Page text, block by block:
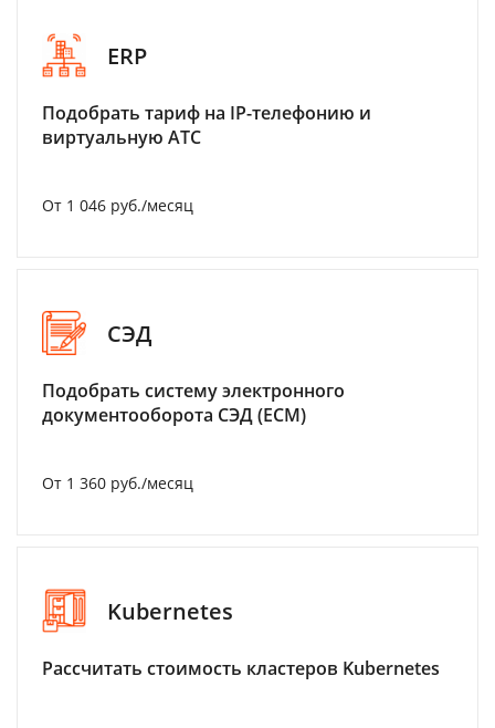
ERP
Подобрать тариф на IP-телефонию и
виртуальную АТС
От 1 046 руб./месяц
СЭД
Подобрать систему электронного
документооборота СЭД (ECM)
От 1 360 руб./месяц
Kubernetes
Рассчитать стоимость кластеров Kubernetes